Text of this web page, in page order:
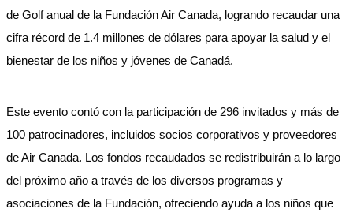
de Golf anual de la Fundación Air Canada, logrando recaudar una
cifra récord de 1.4 millones de dólares para apoyar la salud y el
bienestar de los niños y jóvenes de Canadá.
Este evento contó con la participación de 296 invitados y más de
100 patrocinadores, incluidos socios corporativos y proveedores
de Air Canada. Los fondos recaudados se redistribuirán a lo largo
del próximo año a través de los diversos programas y
asociaciones de la Fundación, ofreciendo ayuda a los niños que